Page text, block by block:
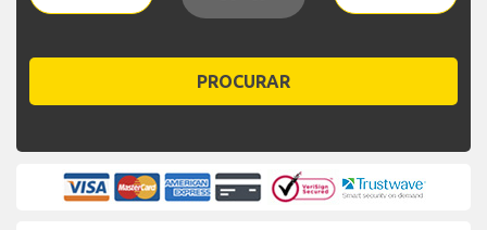
PROCURAR